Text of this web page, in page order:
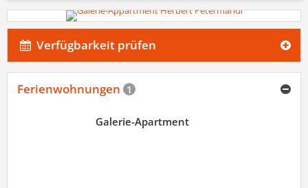
Verfügbarkeit prüfen
Ferienwohnungen 1
Galerie-Apartment